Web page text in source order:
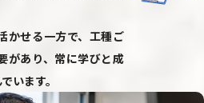
かせる一方で、工種ご
があり、常に学びと成
います。